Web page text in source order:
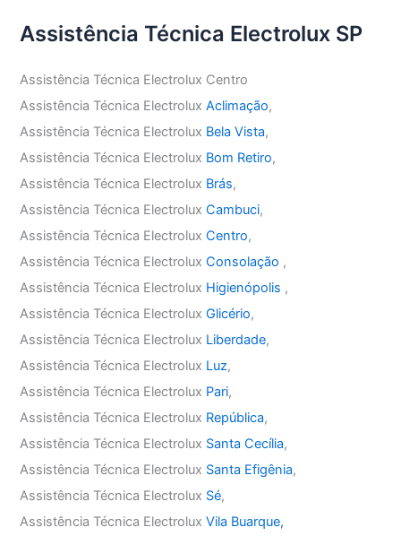
Assistência Técnica Electrolux SP
Assistência Técnica Electrolux Centro
Assistência Técnica ElectroluxAclimação,
Assistência Técnica Electrolux Bela Vista,
Assistência Técnica Electrolux Bom Retiro,
Assistência Técnica Electrolux Brás,
Assistência Técnica ElectroluxCambuci,
Assistência Técnica ElectroluxCentro,
Assistência Técnica ElectroluxConsolação ,
Assistência Técnica Electrolux Higienópolis ,
Assistência Técnica ElectroluxGlicério,
Assistência Técnica Electrolux Liberdade,
Assistência Técnica Electrolux Luz,
Assistência Técnica Electrolux Pari,
Assistência Técnica Electrolux República,
Assistência Técnica Electrolux Santa Cecília,
Assistência Técnica Electrolux Santa Efigênia,
Assistência Técnica Electrolux Sé,
Assistência Técnica ElectroluxVila Buarque,